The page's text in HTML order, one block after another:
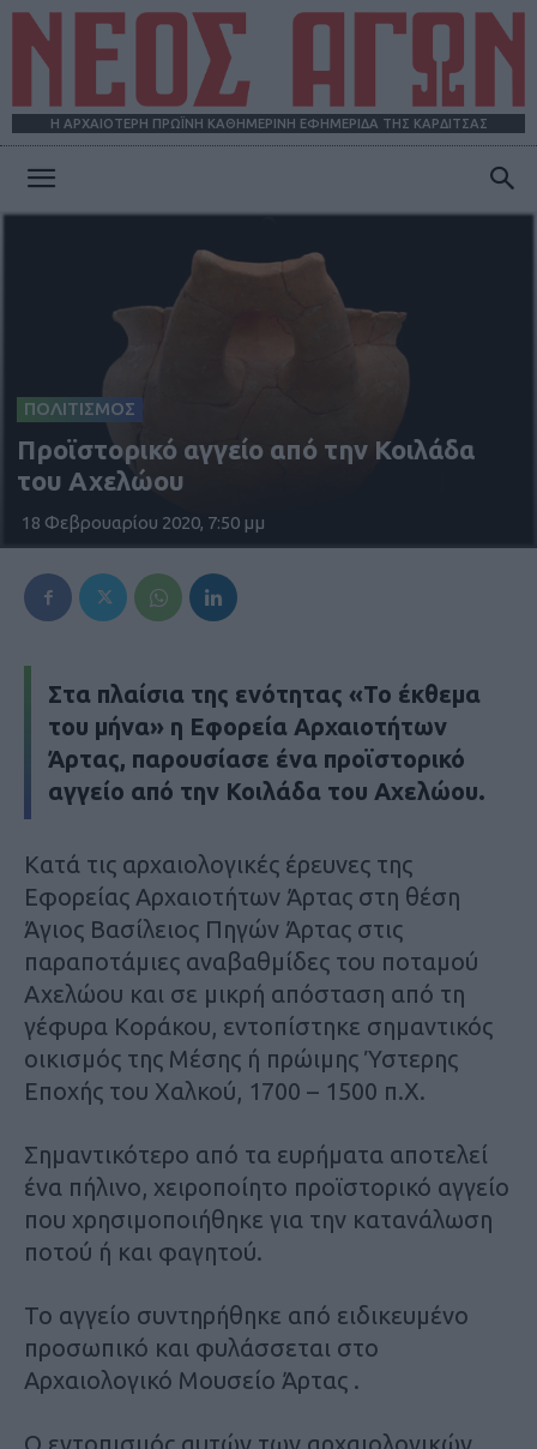
Η ΑΡΧΑΙΟΤΕΡΗ ΠΡΩΪΝΗ ΚΑΘΗΜΕΡΙΝΗ ΕΦΗΜΕΡΙΔΑ ΤΗΣ ΚΑΡΔΙΤΣΑΣ
ΠΟΛΙΤΙΣΜΟΣ
Προϊστορικό αγγείο από την Κοιλάδα
του Αχελώου
18 Φεβρουαρίου 2020, 7:50 μμ
Στα πλαίσια της ενότητας «Το έκθεμα
του μήνα» η Εφορεία Αρχαιοτήτων
Άρτας, παρουσίασε ένα προϊστορικό
αγγείο από την Κοιλάδα του Αχελώου.
Κατά τις αρχαιολογικές έρευνες της
Εφορείας Αρχαιοτήτων Άρτας στη θέση
Άγιος Βασίλειος Πηγών Άρτας στις
παραποτάμιες αναβαθμίδες του ποταμού
Αχελώου και σε μικρή απόσταση από τη
γέφυρα Κοράκου, εντοπίστηκε σημαντικός
οικισμός της Μέσης ή πρώιμης Ύστερης
Εποχής του Χαλκού, 1700 – 1500 π.Χ.
Σημαντικότερο από τα ευρήματα αποτελεί
ένα πήλινο, χειροποίητο προϊστορικό αγγείο
που χρησιμοποιήθηκε για την κατανάλωση
ποτού ή και φαγητού.
Το αγγείο συντηρήθηκε από ειδικευμένο
προσωπικό και φυλάσσεται στο
Αρχαιολογικό Μουσείο Άρτας .